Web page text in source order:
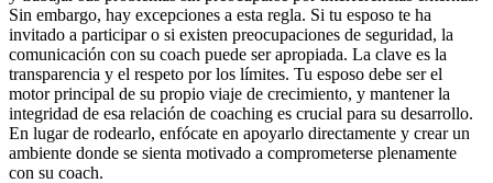
Sin embargo, hay excepciones a esta regla. Si tu esposo te ha
invitado a participar o si existen preocupaciones de seguridad, la
comunicación con su coach puede ser apropiada. La clave es la
transparencia y el respeto por los límites. Tu esposo debe ser el
motor principal de su propio viaje de crecimiento, y mantener la
integridad de esa relación de coaching es crucial para su desarrollo.
En lugar de rodearlo, enfócate en apoyarlo directamente y crear un
ambiente donde se sienta motivado a comprometerse plenamente
con su coach.